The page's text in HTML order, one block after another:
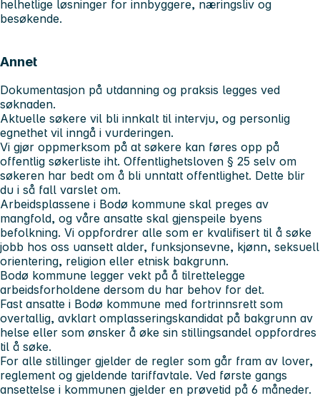
helhetlige løsninger for innbyggere, næringsliv og
besøkende.
Annet
Dokumentasjon på utdanning og praksis legges ved
søknaden.
Aktuelle søkere vil bli innkalt til intervju, og personlig
egnethet vil inngå i vurderingen.
Vi gjør oppmerksom på at søkere kan føres opp på
offentlig søkerliste iht. Offentlighetsloven § 25 selv om
søkeren har bedt om å bli unntatt offentlighet. Dette blir
du i så fall varslet om.
Arbeidsplassene i Bodø kommune skal preges av
mangfold, og våre ansatte skal gjenspeile byens
befolkning. Vi oppfordrer alle som er kvalifisert til å søke
jobb hos oss uansett alder, funksjonsevne, kjønn, seksuell
orientering, religion eller etnisk bakgrunn.
Bodø kommune legger vekt på å tilrettelegge
arbeidsforholdene dersom du har behov for det.
Fast ansatte i Bodø kommune med fortrinnsrett som
overtallig, avklart omplasseringskandidat på bakgrunn av
helse eller som ønsker å øke sin stillingsandel oppfordres
til å søke.
For alle stillinger gjelder de regler som går fram av lover,
reglement og gjeldende tariffavtale. Ved første gangs
ansettelse i kommunen gjelder en prøvetid på 6 måneder.